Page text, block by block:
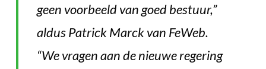
geen voorbeeld van goed bestuur,”
aldus Patrick Marck van FeWeb.
“We vragen aan de nieuwe regering